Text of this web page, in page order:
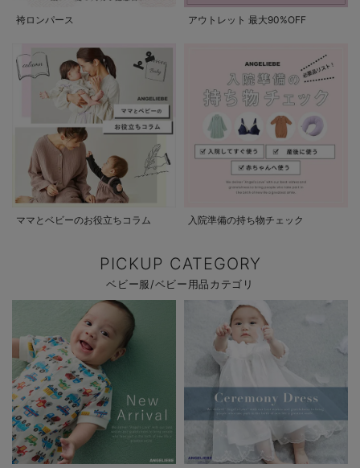
袴ロンパース アウトレット 最大90%OFF
ママとベビーのお役立ちコラム 入院準備の持ち物チェック
PICKUP CATEGORY
ベビー服/ベビー用品カテゴリ